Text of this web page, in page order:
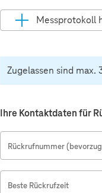
Messprotokoll
Zugelassen sind max.
Ihre Kontaktdaten für
Rückrufnummer
Beste Rückrufzeit